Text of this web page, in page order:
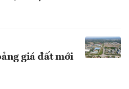
giá đất mới